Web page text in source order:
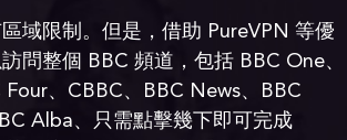
域限制。但是，借助 PureVPN 等優
問整個 BBC 頻道，包括 BBC One、
、CBBC、BBC News、BBC
Alba、只需點擊幾下即可完成